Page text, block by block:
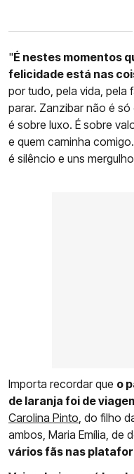
"É nestes momentos
felicidade está nas
por tudo, pela vida, pela
parar. Zanzibar não é
é sobre luxo. É sobre
e quem caminha
é silêncio e uns
Importa recordar que o
de laranja foi de
Carolina Pinto, do filho
ambos, Maria Emília, de
vários fãs nas